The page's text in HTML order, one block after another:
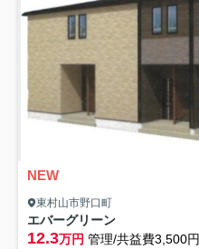
NEW
東村山市野口町
エバーグリーン
12.3万円 管理/共益費3,500円